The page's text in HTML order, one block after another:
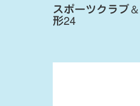
スポーツクラブ＆
形24